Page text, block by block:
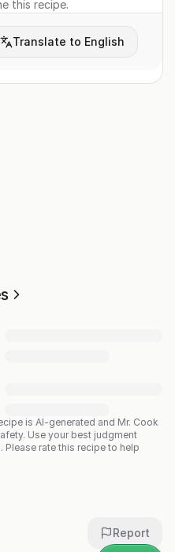
this recipe.
Translate to English
is AI-generated and Mr. Cook
Use your best judgment
rate this recipe to help
Report